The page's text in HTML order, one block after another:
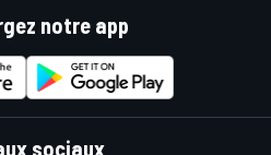
notre app
sociaux